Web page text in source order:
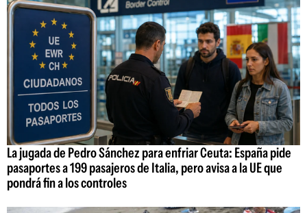
La jugada de Pedro Sánchez para enfriar Ceuta: España pide
pasaportes a 199 pasajeros de Italia, pero avisa a la UE que
pondrá fin a los controles